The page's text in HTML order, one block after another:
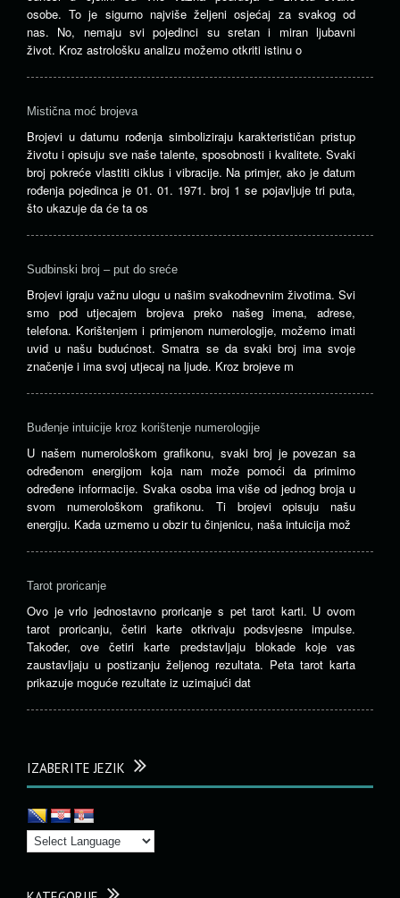
osobe. To je sigurno najviše željeni osjećaj za svakog od
nas. No, nemaju svi pojedinci su sretan i miran ljubavni
život. Kroz astrološku analizu možemo otkriti istinu o
Mistična moć brojeva
Brojevi u datumu rođenja simboliziraju karakterističan pristup
životu i opisuju sve naše talente, sposobnosti i kvalitete. Svaki
broj pokreće vlastiti ciklus i vibracije. Na primjer, ako je datum
rođenja pojedinca je 01. 01. 1971. broj 1 se pojavljuje tri puta,
što ukazuje da će ta os
Sudbinski broj – put do sreće
Brojevi igraju važnu ulogu u našim svakodnevnim životima. Svi
smo pod utjecajem brojeva preko našeg imena, adrese,
telefona. Korištenjem i primjenom numerologije, možemo imati
uvid u našu budućnost. Smatra se da svaki broj ima svoje
značenje i ima svoj utjecaj na ljude. Kroz brojeve m
Buđenje intuicije kroz korištenje numerologije
U našem numerološkom grafikonu, svaki broj je povezan sa
određenom energijom koja nam može pomoći da primimo
određene informacije. Svaka osoba ima više od jednog broja u
svom numerološkom grafikonu. Ti brojevi opisuju našu
energiju. Kada uzmemo u obzir tu činjenicu, naša intuicija mož
Tarot proricanje
Ovo je vrlo jednostavno proricanje s pet tarot karti. U ovom
tarot proricanju, četiri karte otkrivaju podsvjesne impulse.
Također, ove četiri karte predstavljaju blokade koje vas
zaustavljaju u postizanju željenog rezultata. Peta tarot karta
prikazuje moguće rezultate iz uzimajući dat
IZABERITE JEZIK